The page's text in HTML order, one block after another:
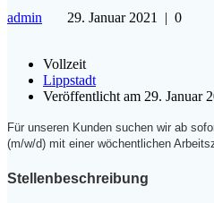
admin 29. Januar 2021 | 0
Vollzeit
Lippstadt
Veröffentlicht am 29. Januar
Für unseren Kunden suchen wir ab
(m/w/d) mit einer wöchentlichen
Stellenbeschreibung